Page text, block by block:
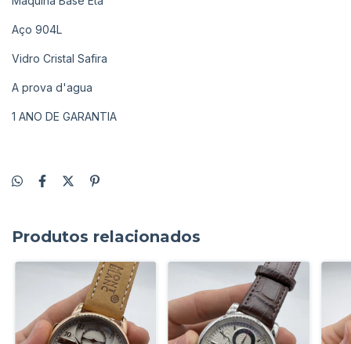
Aço 904L
Vidro Cristal Safira
A prova d'agua
1 ANO DE GARANTIA
Produtos relacionados